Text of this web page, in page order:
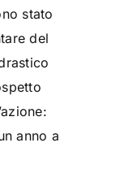
stato
del
anno a